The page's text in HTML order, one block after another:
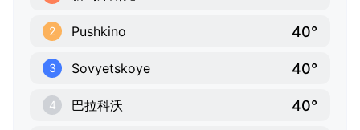
2 Pushkino 40°
3 Sovyetskoye 40°
4 巴拉科沃 40°